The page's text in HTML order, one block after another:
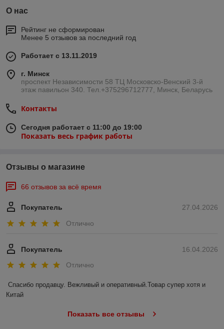
О нас
Рейтинг не сформирован
Менее 5 отзывов за последний год
Работает с 13.11.2019
г. Минск
проспект Независимости 58 ТЦ Московско-Венский 3-й
этаж павильон 340. Тел.+375296712777, Минск, Беларусь
Контакты
Сегодня работает с 11:00 до 19:00
Показать весь график работы
Отзывы о магазине
66 отзывов за всё время
27.04.2026
Покупатель
Отлично
16.04.2026
Покупатель
Отлично
Спасибо продавцу. Вежливый и оперативный.Товар супер хотя и
Китай
Показать все отзывы